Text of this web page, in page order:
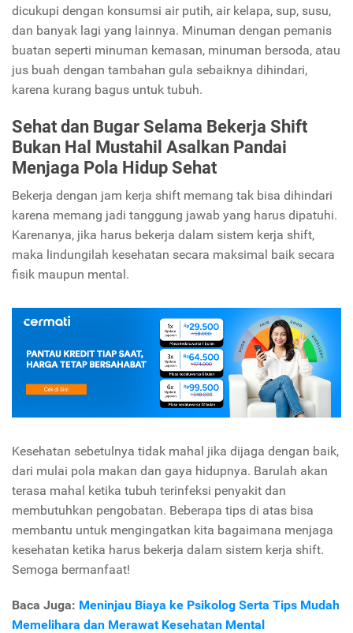
dicukupi dengan konsumsi air putih, air kelapa, sup, susu,
dan banyak lagi yang lainnya. Minuman dengan pemanis
buatan seperti minuman kemasan, minuman bersoda, atau
jus buah dengan tambahan gula sebaiknya dihindari,
karena kurang bagus untuk tubuh.
Sehat dan Bugar Selama Bekerja Shift
Bukan Hal Mustahil Asalkan Pandai
Menjaga Pola Hidup Sehat
Bekerja dengan jam kerja shift memang tak bisa dihindari
karena memang jadi tanggung jawab yang harus dipatuhi.
Karenanya, jika harus bekerja dalam sistem kerja shift,
maka lindungilah kesehatan secara maksimal baik secara
fisik maupun mental.
Kesehatan sebetulnya tidak mahal jika dijaga dengan baik,
dari mulai pola makan dan gaya hidupnya. Barulah akan
terasa mahal ketika tubuh terinfeksi penyakit dan
membutuhkan pengobatan. Beberapa tips di atas bisa
membantu untuk mengingatkan kita bagaimana menjaga
kesehatan ketika harus bekerja dalam sistem kerja shift.
Semoga bermanfaat!
Baca Juga: Meninjau Biaya ke Psikolog Serta Tips Mudah
Memelihara dan Merawat Kesehatan Mental